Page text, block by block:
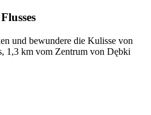
und bewundere die Kulisse von
1,3 km vom Zentrum von Dębki